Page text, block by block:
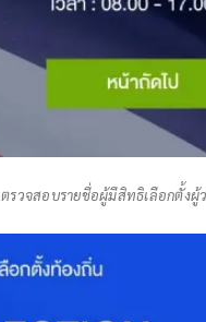
ตรวจสอบรายชื่อผู้มีสิทธิเลือกตั้งผู้